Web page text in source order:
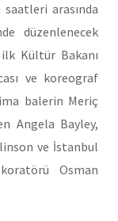
saatleri arasında
düzenlenecek
Kültür Bakanı
ve koreograf
balerin Meriç
Angela Bayley,
ve İstanbul
Osman